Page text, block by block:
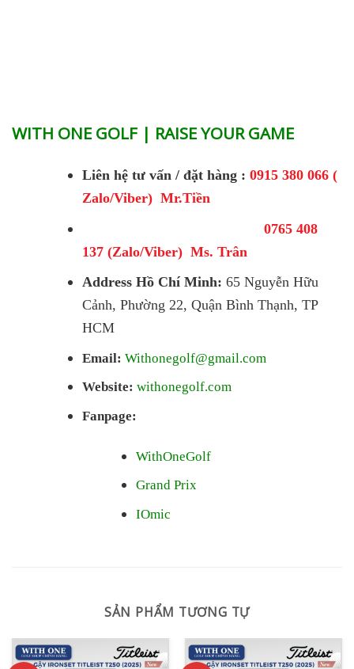
WITH ONE GOLF | RAISE YOUR GAME
Liên hệ tư vấn / đặt hàng : 0915 380 066 (
Zalo/Viber) Mr.Tiền
0765 408
137 (Zalo/Viber) Ms. Trân
Address Hồ Chí Minh: 65 Nguyễn Hữu
Cảnh, Phường 22, Quận Bình Thạnh, TP
HCM
Email: Withonegolf@gmail.com
Website: withonegolf.com
Fanpage:
WithOneGolf
Grand Prix
IOmic
SẢN PHẨM TƯƠNG TỰ